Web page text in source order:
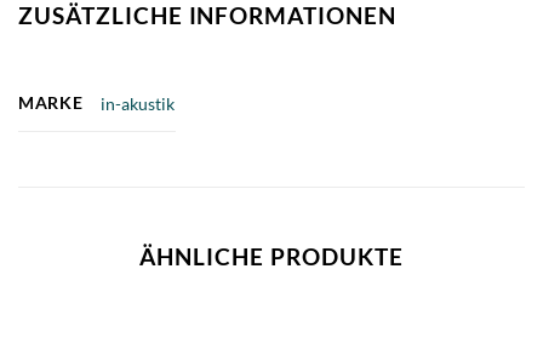
ZUSÄTZLICHE INFORMATIONEN
MARKE in-akustik
ÄHNLICHE PRODUKTE